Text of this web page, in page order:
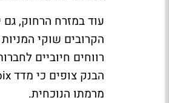
הקרובים שוקי
רווחים חיוביים
מרמתו הנוכחית.